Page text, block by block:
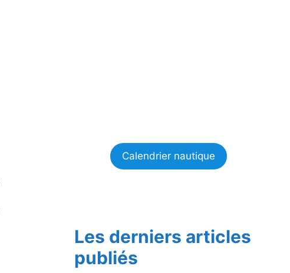
Calendrier nautique
Les derniers articles
publiés